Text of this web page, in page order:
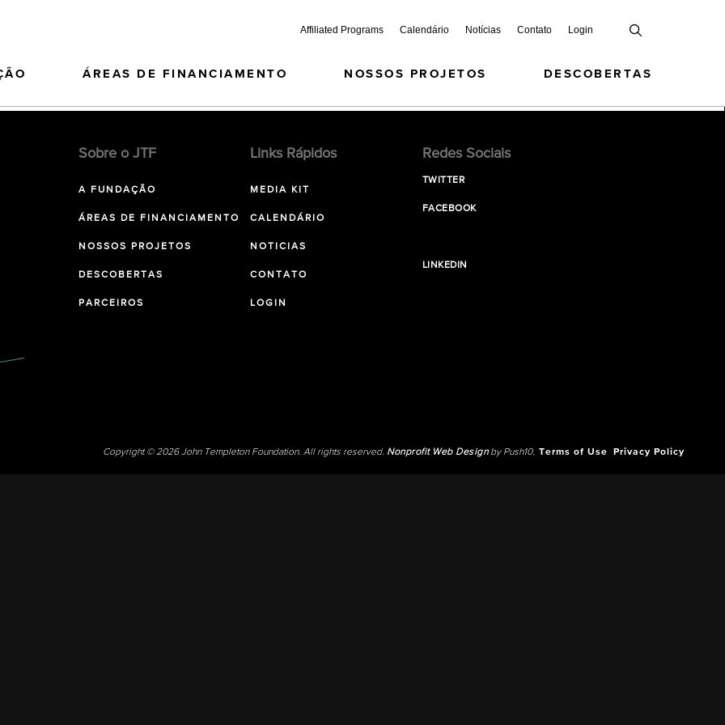
Affiliated Programs Calendário Notícias Contato Login
ÁREAS DE FINANCIAMENTO NOSSOS PROJETOS DESCOBERTAS
Sobre o JTF
A FUNDAÇÃO
ÁREAS DE FINANCIAMENTO
NOSSOS PROJETOS
DESCOBERTAS
PARCEIROS
Links Rápidos
MEDIA KIT
CALENDÁRIO
NOTICIAS
CONTATO
LOGIN
Redes Sociais
TWITTER
FACEBOOK
LINKEDIN
Copyright © 2026 John Templeton Foundation. All rights reserved. Nonprofit Web Designby Push10. Terms of Use Privacy Policy